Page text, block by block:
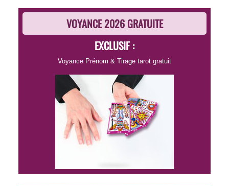
VOYANCE 2026 GRATUITE
EXCLUSIF :
Voyance Prénom & Tirage tarot gratuit